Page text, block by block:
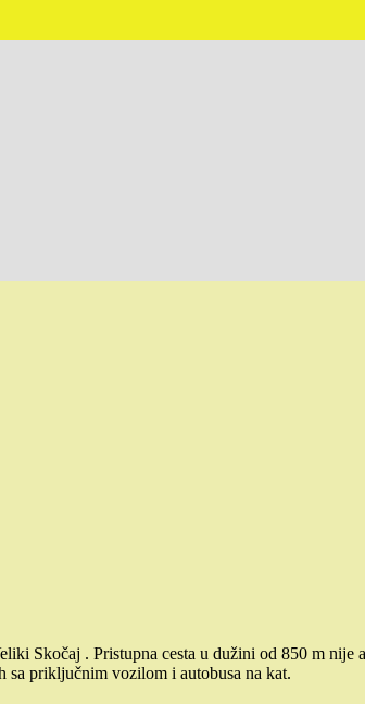
Skočaj . Pristupna cesta u dužini od 850 m nije
sa priključnim vozilom i autobusa na kat.